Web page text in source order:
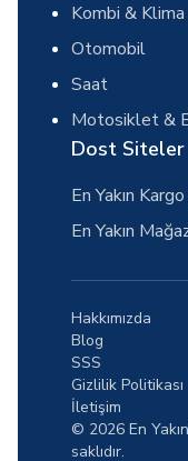
Kombi & Klima
Otomobil
Saat
Motosiklet &
Dost Siteler
En Yakın
En Yakın
© 2026 En
saklıdır.
Hakkımızda
Blog
SSS
Gizlilik Politikası
İletişim